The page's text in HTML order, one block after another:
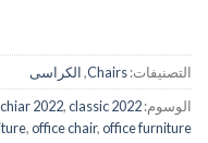
التصنيفات:Chairs
,الكراسى
الوسوم:2022 chairs
2022,classic
,office chair,office furniture